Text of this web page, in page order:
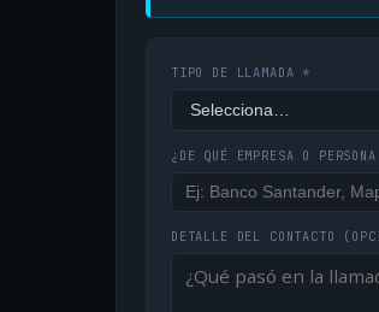
TIPO DE LLAMADA *
¿DE QUÉ EMPRESA O
DETALLE DEL CONTACTO